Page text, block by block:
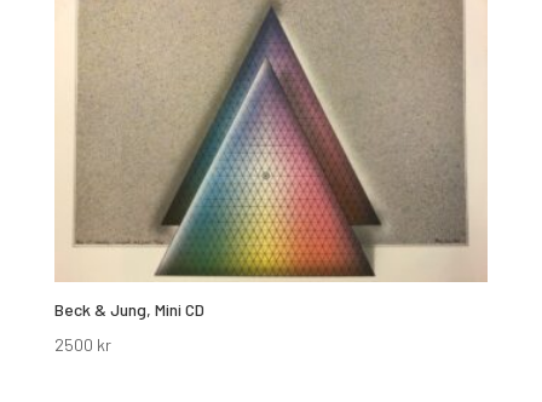
Beck & Jung, Mini CD
2500 kr